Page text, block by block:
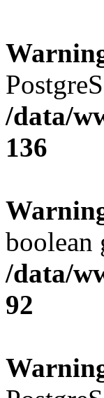
/data/
136
boolean
/data/
92